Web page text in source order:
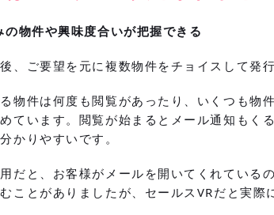
の物件や興味度合いが把握できる
、ご要望を元に複数物件をチョイスして発
物件は何度も閲覧があったり、いくつも物
ています。閲覧が始まるとメール通知もく
かりやすいです。
だと、お客様がメールを開いてくれている
ことがありましたが、セールスVRだと実